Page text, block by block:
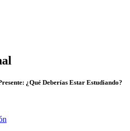
¿Qué Deberías Estar Estudiando?